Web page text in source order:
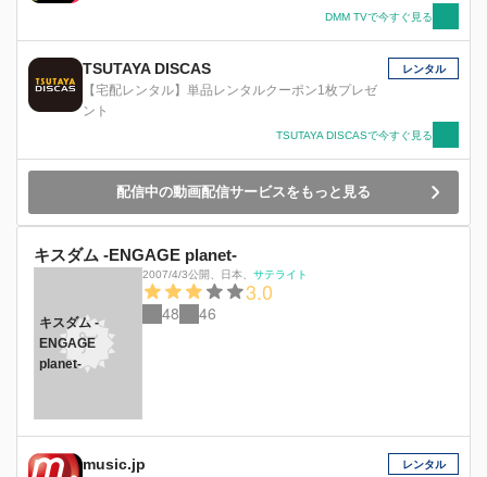
DMM TVで今すぐ見る
TSUTAYA DISCAS
【宅配レンタル】単品レンタルクーポン1枚プレゼ
ント
レンタル
TSUTAYA DISCASで今すぐ見る
配信中の動画配信サービスをもっと見る
キスダム -ENGAGE planet-
キスダム -
ENGAGE
planet-
2007/4/3公開 日本 サテライト
3.0
48 46
music.jp レンタル